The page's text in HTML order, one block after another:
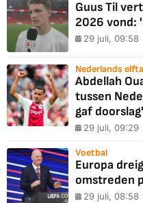
Guus Til
2026 vond:
29 juli, 09:58
Nederlands
Abdellah
tussen
gaf doorslag'
29 juli, 09:29
Voetbal
Europa
omstreden
29 juli, 08:58